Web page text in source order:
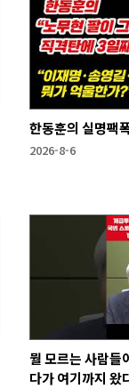
한동훈의 실명팩
2026-8-6
뭘 모르는 사람들
다가 여기까지 왔